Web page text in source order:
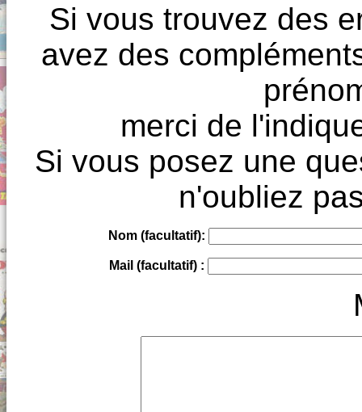
Si vous trouvez des
avez des
merci de
Si vous posez une
n'oubliez
Nom (facultatif):
Mail (facultatif) :